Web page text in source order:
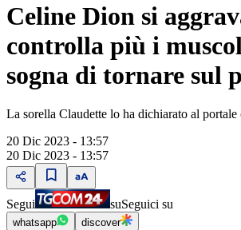
Celine Dion si
controlla più i
sogna di tornare sul
La sorella Claudette lo ha dichiarato al portale
20 Dic 2023 - 13:57
20 Dic 2023 - 13:57
Segui suSeguici su
whatsapp discover